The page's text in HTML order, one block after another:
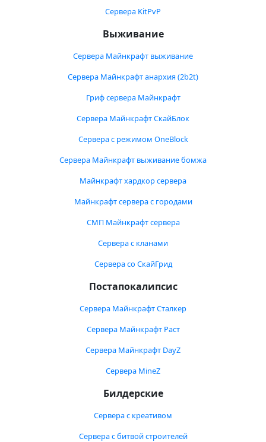
Сервера KitPvP
Выживание
Сервера Майнкрафт выживание
Сервера Майнкрафт анархия (2b2t)
Гриф сервера Майнкрафт
Сервера Майнкрафт СкайБлок
Сервера с режимом OneBlock
Сервера Майнкрафт выживание бомжа
Майнкрафт хардкор сервера
Майнкрафт сервера с городами
СМП Майнкрафт сервера
Сервера с кланами
Сервера со СкайГрид
Постапокалипсис
Сервера Майнкрафт Сталкер
Сервера Майнкрафт Раст
Сервера Майнкрафт DayZ
Сервера MineZ
Билдерские
Сервера с креативом
Сервера с битвой строителей